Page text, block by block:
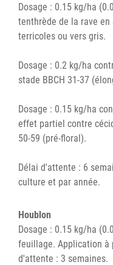
Dosage : 0.15 kg/ha
tenthrède de la rave
terricoles ou vers gris.
Dosage : 0.2 kg/ha
stade BBCH 31-37
Dosage : 0.15 kg/ha
effet partiel contre
50-59 (pré-floral).
Délai d'attente : 6
culture et par année.
Houblon
Dosage : 0.15 kg/ha
feuillage. Application à
d'attente : 3 semaines.